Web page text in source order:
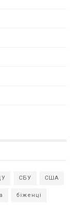
СБУ США
біженці